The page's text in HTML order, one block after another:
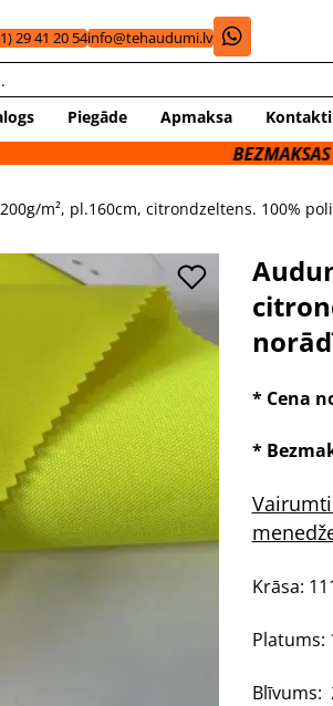
29 41 20 54info@tehaudumi.lv
Piegāde Apmaksa
BEZMAKSAS
m², pl.160cm, citrondzeltens. 100%
* Cena
*
Krāsa:
Platums:
Blīvums: